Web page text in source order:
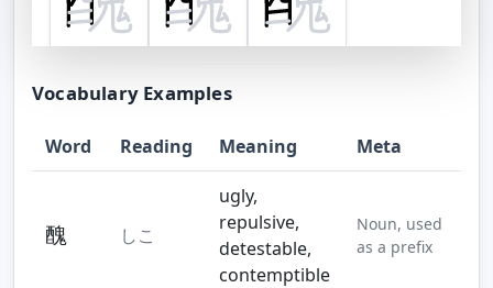
Step 11
Vocabulary Examples
Word Reading Meaning Meta
醜 しこ
ugly,
repulsive,
detestable,
contemptible
Noun, used
as a prefix